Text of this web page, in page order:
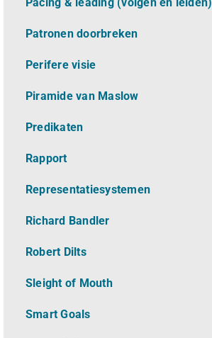
Patronen doorbreken
Perifere visie
Piramide van Maslow
Predikaten
Rapport
Representatiesystemen
Richard Bandler
Robert Dilts
Sleight of Mouth
Smart Goals